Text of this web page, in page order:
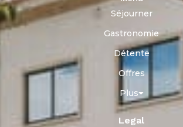
Séjourner
Gastronomie
Détente
Offres
Plus
Legal